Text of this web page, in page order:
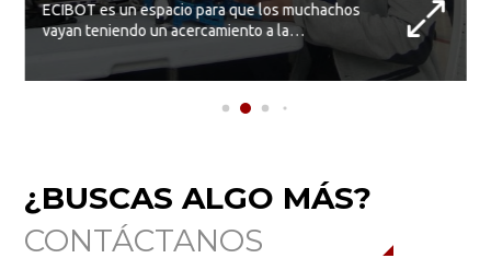
ECIBOT es un espacio para que los muchachos
vayan teniendo un acercamiento a la
¿BUSCAS ALGO MÁS?
CONTÁCTANOS